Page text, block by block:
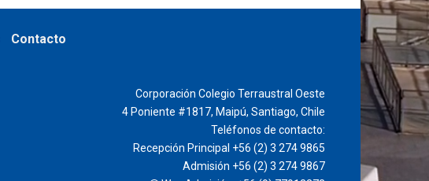
Contacto
Corporación Colegio Terraustral Oeste
4 Poniente #1817, Maipú, Santiago, Chile
Teléfonos de contacto:
Recepción Principal +56 (2) 3 274 9865
Admisión +56 (2) 3 274 9867